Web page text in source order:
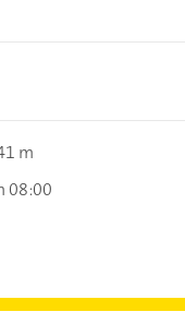
m
08:00